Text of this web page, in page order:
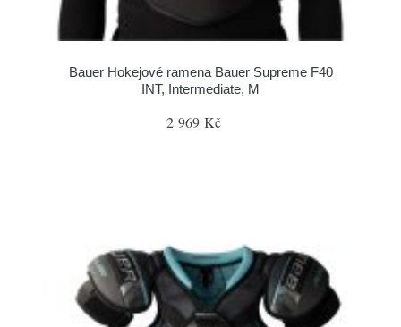
Bauer Hokejové ramena Bauer Supreme F40
INT, Intermediate, M
2 969 Kč